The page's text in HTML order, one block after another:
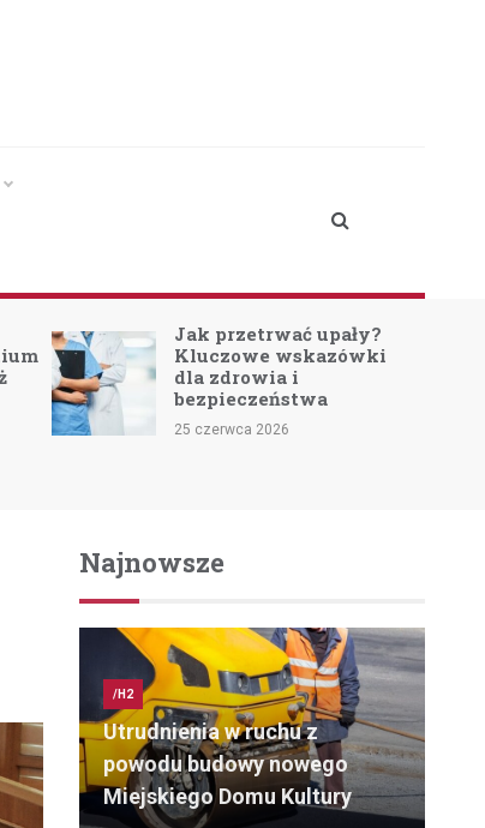
Jak przetrwać upały?
Kluczowe wskazówki
dla zdrowia i
bezpieczeństwa
25 czerwca 2026
Najnowsze
/H2
Utrudnienia w ruchu z
powodu budowy nowego
Miejskiego Domu Kultury